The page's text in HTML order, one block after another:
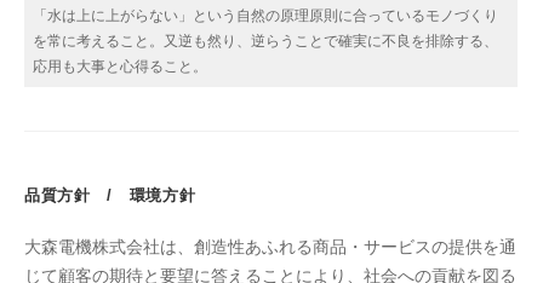
「水は上に上がらない」という自然の原理原則に合っているモノづくり
を常に考えること。又逆も然り、逆らうことで確実に不良を排除する、
応用も大事と心得ること。
品質方針 / 環境方針
大森電機株式会社は、創造性あふれる商品・サービスの提供を通
じて顧客の期待と要望に答えることにより、社会への貢献を図る